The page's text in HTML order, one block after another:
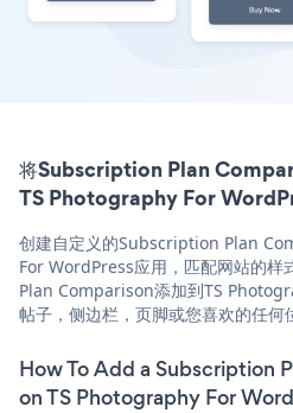
将Subscription Plan
TS Photography For
创建自定义的Subscription Plan
For WordPress应用，匹配网站的
Plan Comparison添加到TS
帖子，侧边栏，页脚或您喜欢的任何
How To Add a Subscription
on TS Photography For